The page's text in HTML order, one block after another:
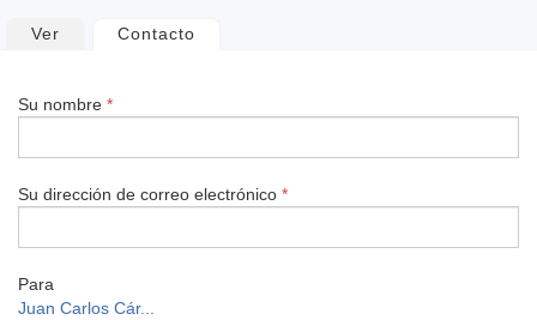
Solapas
Ver Contacto
Su nombre *
Su dirección de correo electrónico *
Para
Juan Carlos Cár...